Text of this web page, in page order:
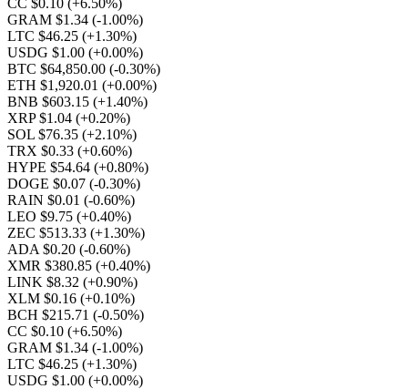
CC $0.10 (+6.50%)
GRAM $1.34 (-1.00%)
LTC $46.25 (+1.30%)
USDG $1.00 (+0.00%)
BTC $64,850.00 (-0.30%)
ETH $1,920.01 (+0.00%)
BNB $603.15 (+1.40%)
XRP $1.04 (+0.20%)
SOL $76.35 (+2.10%)
TRX $0.33 (+0.60%)
HYPE $54.64 (+0.80%)
DOGE $0.07 (-0.30%)
RAIN $0.01 (-0.60%)
LEO $9.75 (+0.40%)
ZEC $513.33 (+1.30%)
ADA $0.20 (-0.60%)
XMR $380.85 (+0.40%)
LINK $8.32 (+0.90%)
XLM $0.16 (+0.10%)
BCH $215.71 (-0.50%)
CC $0.10 (+6.50%)
GRAM $1.34 (-1.00%)
LTC $46.25 (+1.30%)
USDG $1.00 (+0.00%)